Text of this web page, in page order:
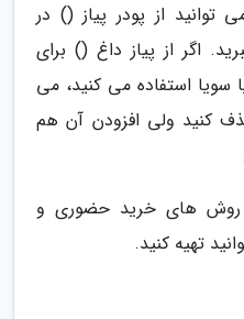
توانید از پودر پیاز () در
اگر از پیاز داغ () برای
استفاده می کنید، می
حذف کنید ولی افزودن آن هم
روش های خرید حضوری و
تهیه کنید.